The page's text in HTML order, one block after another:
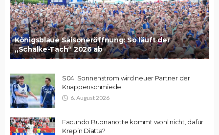
Königsblaue Saisoneröffnung: So läuft der
„Schalke-Tach“ 2026 ab
S04: Sonnenstrom wird neuer Partner der
Knappenschmiede
6. August 2026
Facundo Buonanotte kommt wohl nicht, dafür
Krepin Diatta?